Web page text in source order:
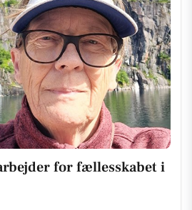
for fællesskabet i